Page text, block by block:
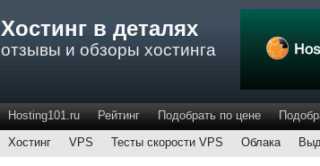
Хостинг в деталях
отзывы и обзоры хостинга
Hosting101.ru Рейтинг Подобрать по цене
Хостинг
VPS Тесты скорости VPS Облака